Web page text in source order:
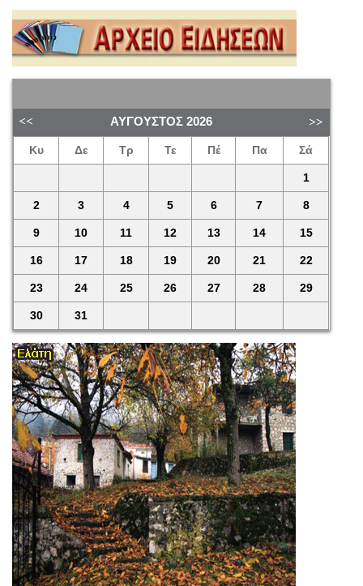
ΑΎΓΟΥΣΤΟΣ 2026
Κυ Δε Τρ Τε Πέ Πα Σά
1
2 3 4 5 6 7 8
9 10 11 12 13 14 15
16 17 18 19 20 21 22
23 24 25 26 27 28 29
30 31